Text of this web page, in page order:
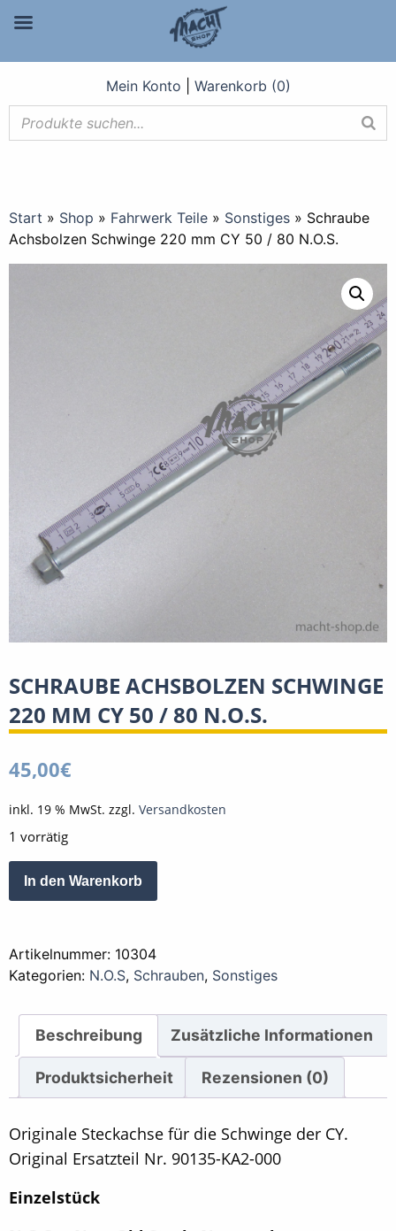
Mein Konto Warenkorb (0)
Start » Shop » Fahrwerk Teile » Sonstiges » Schraube
Achsbolzen Schwinge 220 mm CY 50 / 80 N.O.S.
SCHRAUBE ACHSBOLZEN SCHWINGE
220 MM CY 50 / 80 N.O.S.
45,00€
inkl. 19 % MwSt. zzgl. Versandkosten
1 vorrätig
mm
CY
N.O.S.
In den Warenkorb
Artikelnummer: 10304
Kategorien: N.O.S, Schrauben, Sonstiges
Beschreibung Zusätzliche Informationen
Produktsicherheit Rezensionen (0)
Originale Steckachse für die Schwinge der CY.
Original Ersatzteil Nr. 90135-KA2-000
Einzelstück